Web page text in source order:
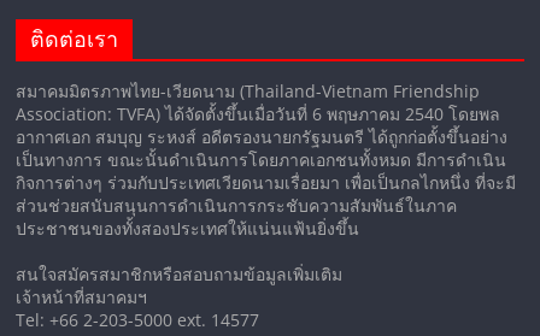
ติดต่อเรา
สมาคมมิตรภาพไทย-เวียดนาม (Thailand-Vietnam Friendship
Association: TVFA) ได้จัดตั้งขึ้นเมื่อวันที่ 6 พฤษภาคม 2540 โดยพล
อากาศเอก สมบุญ ระหงส์ อดีตรองนายกรัฐมนตรี ได้ถูกก่อตั้งขึ้นอย่าง
เป็นทางการ ขณะนั้นดำเนินการโดยภาคเอกชนทั้งหมด มีการดำเนิน
กิจการต่างๆ ร่วมกับประเทศเวียดนามเรื่อยมา เพื่อเป็นกลไกหนึ่ง ที่จะมี
ส่วนช่วยสนับสนุนการดำเนินการกระชับความสัมพันธ์ในภาค
ประชาชนของทั้งสองประเทศให้แน่นแฟ้นยิ่งขึ้น
สนใจสมัครสมาชิกหรือสอบถามข้อมูลเพิ่มเติม
เจ้าหน้าที่สมาคมฯ
Tel: +66 2-203-5000 ext. 14577